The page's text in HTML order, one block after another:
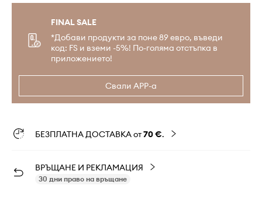
FINAL SALE
*Добави продукти за поне 89 евро, въведи
код: FS и вземи -5%! По-голяма отстъпка в
приложението!
Свали APP-а
БЕЗПЛАТНА ДОСТАВКА от70 €.
ВРЪЩАНЕ И РЕКЛАМАЦИЯ
30 дни право на връщане